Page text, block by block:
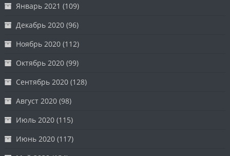
Январь 2021 (109)
Декабрь 2020 (96)
Ноябрь 2020 (112)
Октябрь 2020 (99)
Сентябрь 2020 (128)
Август 2020 (98)
Июль 2020 (115)
Июнь 2020 (117)